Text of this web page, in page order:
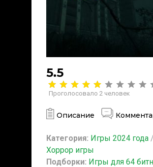
5.5
Проголосовало 2 человек
Описание
Категория: Игры 2024 года /
Хоррор игры
Подборки: Игры для 64